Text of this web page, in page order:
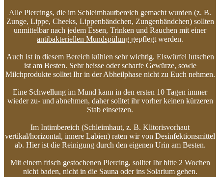
Alle Piercings, die im Schleimhautbereich gemacht wurden (z. B.
Zunge, Lippe, Cheeks, Lippenbändchen, Zungenbändchen) sollten
unmittelbar nach jedem Essen, Trinken und Rauchen mit einer
antibakteriellen Mundspülung gepflegt werden.
Auch ist in diesem Bereich kühlen sehr wichtig. Eiswürfel lutschen
ist am Besten. Sehr heisse oder scharfe Gewürze, sowie
Milchprodukte solltet Ihr in der Abheilphase nicht zu Euch nehmen.
Eine Schwellung im Mund kann in den ersten 10 Tagen immer
wieder zu- und abnehmen, daher solltet ihr vorher keinen kürzeren
Stab einsetzen.
Im Intimbereich (Schleimhaut, z. B. Klitorisvorhaut
vertikal/horizontal, innere Labien) raten wir von Desinfektionsmittel
ab. Hier ist die Reinigung durch den eigenen Urin am Besten.
Mit einem frisch gestochenen Piercing, solltet Ihr bitte 2 Wochen
nicht baden, nicht in die Sauna oder ins Solarium gehen.